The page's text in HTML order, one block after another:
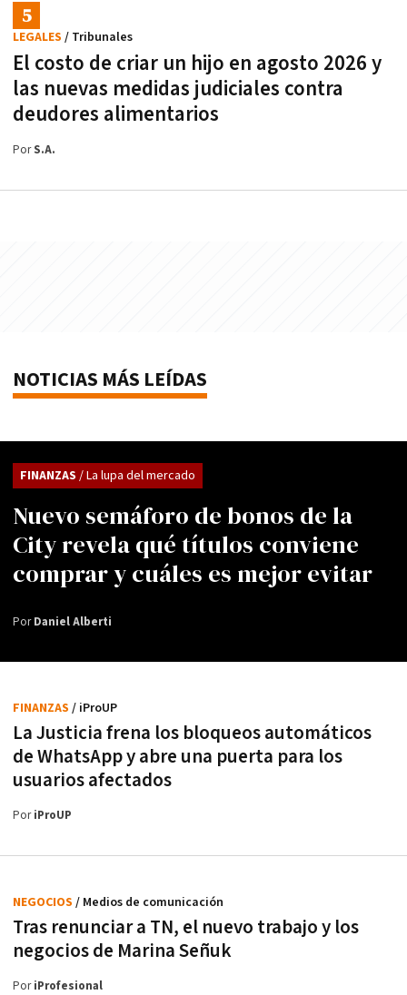
El costo de criar un hijo en agosto 2026 y
las nuevas medidas judiciales contra
deudores alimentarios
LEGALES / Tribunales
PorS.A.
NOTICIAS MÁS LEÍDAS
Nuevo semáforo de bonos de la
City revela qué títulos conviene
comprar y cuáles es mejor evitar
FINANZAS / La lupa del mercado
PorDaniel Alberti
La Justicia frena los bloqueos automáticos
de WhatsApp y abre una puerta para los
usuarios afectados
FINANZAS / iProUP
PoriProUP
Tras renunciar a TN, el nuevo trabajo y los
negocios de Marina Señuk
NEGOCIOS / Medios de comunicación
PoriProfesional